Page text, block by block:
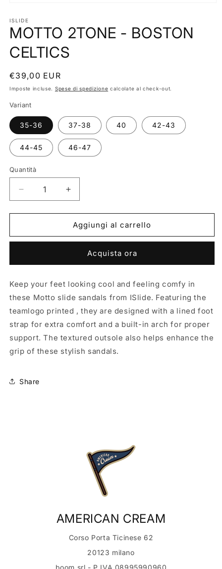
multimediali
1
in
modale
ISLIDE
MOTTO 2TONE - BOSTON
CELTICS
Prezzo
di
€39,00 EUR
Imposte incluse. Spese di spedizione calcolate al check-out.
Variant
35-36 37-38 40 42-43
44-45 46-47
Quantità
Quantità
Diminuisci
quantità
per
2TONE
CELTICS
Aumenta
quantità
per
MOTTO
2TONE
BOSTON
CELTICS
Aggiungi al carrello
Acquista ora
Keep your feet looking cool and feeling comfy in
these Motto slide sandals from ISlide. Featuring the
teamlogo printed , they are designed with a lined foot
strap for extra comfort and a built-in arch for proper
support. The textured outsole also helps enhance the
grip of these stylish sandals.
Share
AMERICAN CREAM
Corso Porta Ticinese 62
20123 milano
boom srl - P.IVA 08995990960